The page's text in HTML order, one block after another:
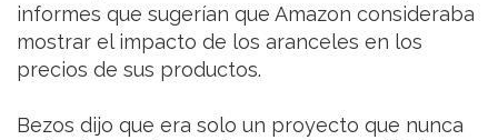
informes que sugerían que Amazon consideraba
mostrar el impacto de los aranceles en los
precios de sus productos.
Bezos dijo que era solo un proyecto que nunca